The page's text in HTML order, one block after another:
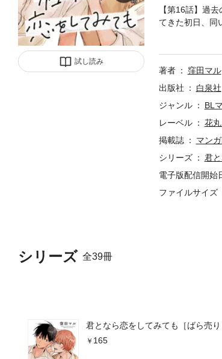
試し読み
シリーズ 全39冊
君となら恋をしてみても［ばら売
165
【第16話】過
てきた初日、同
思わぬほうへ
著者
窪田マル
出版社
白泉社
ジャンル
BL
レーベル
花
掲載誌
マン
シリーズ
君
電子版配信開始
ファイルサイズ